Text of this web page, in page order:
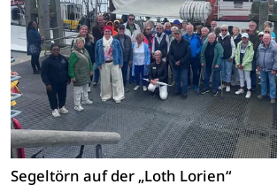
Segeltörn auf der „Loth Lorien“